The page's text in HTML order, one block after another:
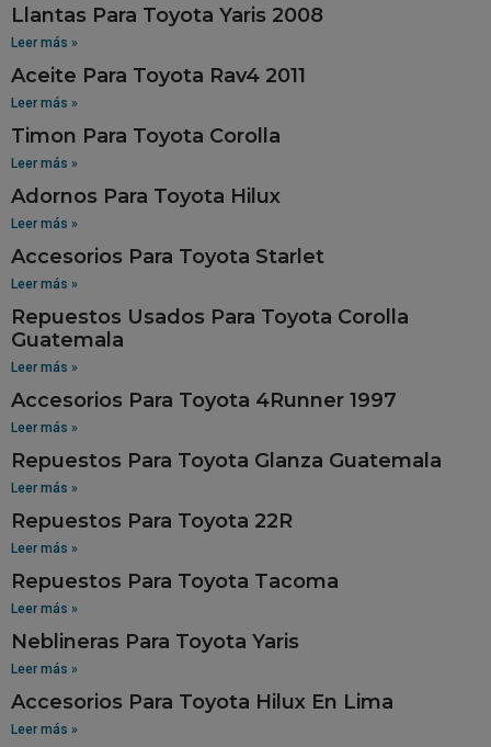
Llantas Para Toyota Yaris 2008
Leer más »
Aceite Para Toyota Rav4 2011
Leer más »
Timon Para Toyota Corolla
Leer más »
Adornos Para Toyota Hilux
Leer más »
Accesorios Para Toyota Starlet
Leer más »
Repuestos Usados Para Toyota Corolla
Guatemala
Leer más »
Accesorios Para Toyota 4Runner 1997
Leer más »
Repuestos Para Toyota Glanza Guatemala
Leer más »
Repuestos Para Toyota 22R
Leer más »
Repuestos Para Toyota Tacoma
Leer más »
Neblineras Para Toyota Yaris
Leer más »
Accesorios Para Toyota Hilux En Lima
Leer más »